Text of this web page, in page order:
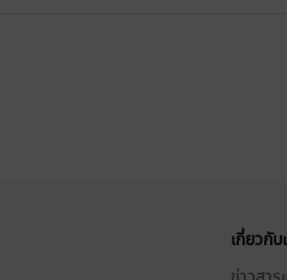
เกี่ยวกับ